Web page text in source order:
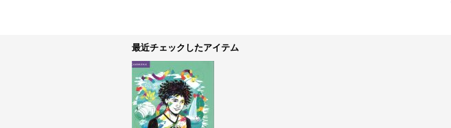
最近チェックしたアイテム